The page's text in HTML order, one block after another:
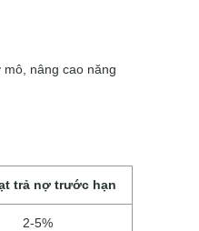
nâng cao năng
trả nợ trước hạn
2-5%